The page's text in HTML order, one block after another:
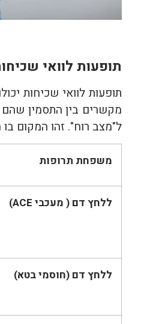
תופעות לוואי
תופעות לוואי שכיחות
מקשרים בין התסמין שהם
ל"מצב רוח". זהו המקום
משפחת תרופות
ללחץ דם ( מעכבי ACE
)
ללחץ דם (חוסמי בטא)